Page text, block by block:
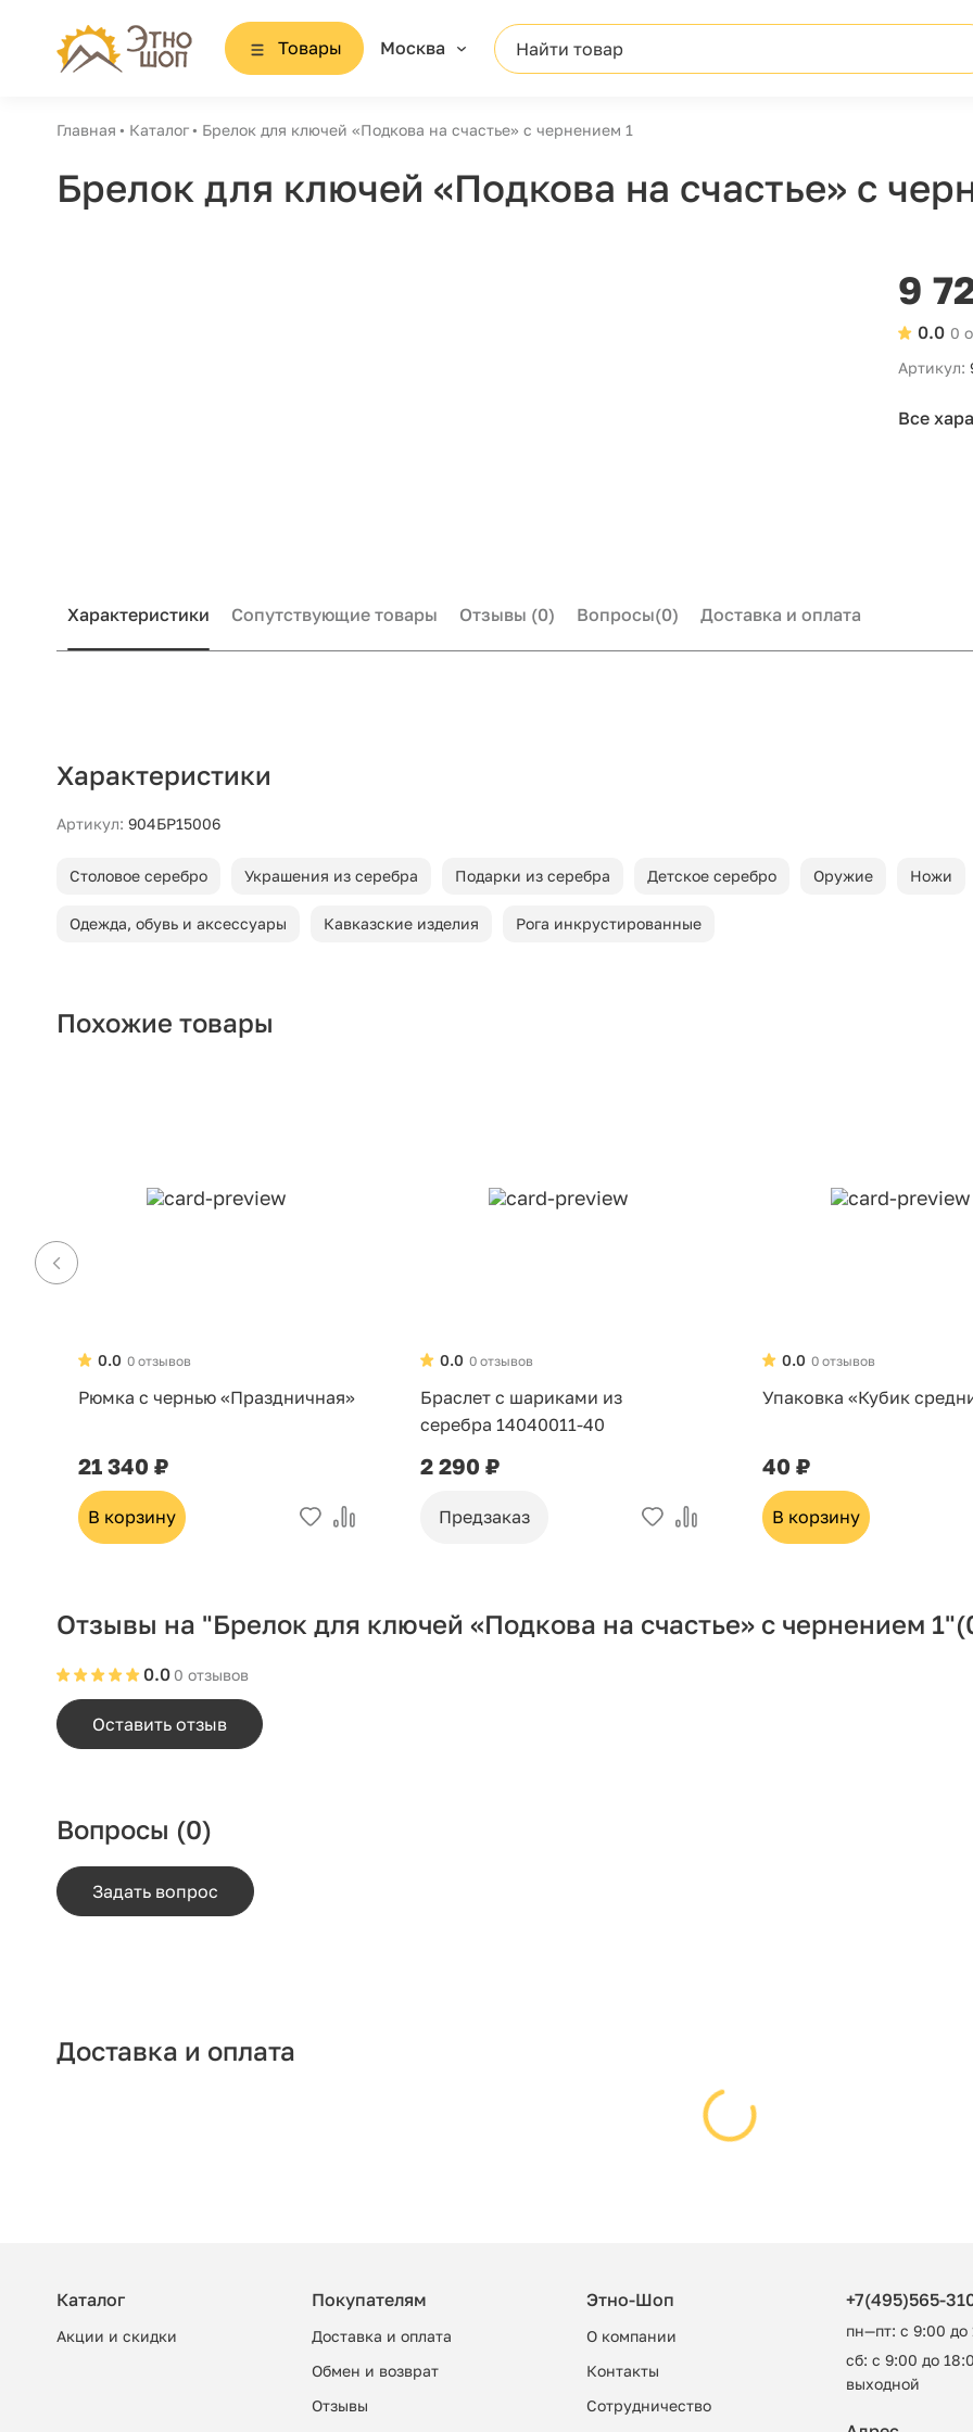
Товары Москва Найти товар
Главная Каталог Брелок для ключей «Подкова на счастье» с чернением 1
Брелок для ключей «Подкова на счастье» с
9
0
0.0
Артикул:
Все
Характеристики Сопутствующие товары Отзывы (0) Вопросы(0) Доставка и оплата
Характеристики
Артикул: 904БР15006
Столовое серебро Украшения из серебра Подарки из серебра Детское серебро Оружие Ножи
Одежда, обувь и аксессуары Кавказские изделия Рога инкрустированные
Похожие товары
0 отзывов
0.0
Рюмка с чернью «Праздничная»
21 340 ₽
В корзину
0 отзывов
0.0
Браслет с шариками из
серебра 14040011-40
2 290 ₽
Предзаказ
0 отзывов
0.0
Упаковка «Кубик
40 ₽
В корзину
Отзывы на "Брелок для ключей «Подкова на счастье» с чернением 1"
0 отзывов
0.0
Оставить отзыв
Вопросы (0)
Задать вопрос
Доставка и оплата
Каталог
Акции и скидки
Покупателям
Доставка и оплата
Обмен и возврат
Отзывы
Этно-Шоп
О компании
Контакты
Сотрудничество
+7(495)565-
пн—пт: с 9:00 до
сб: с 9:00 до
выходной